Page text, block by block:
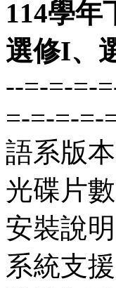
114學年
選修I、
--=-=-=-
=-=-=-=-
語系版
光碟片
安裝說
系統支